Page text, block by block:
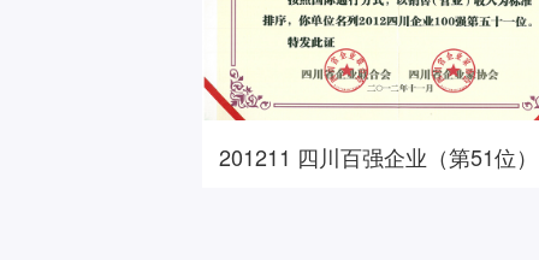
201211 四川百强企业（第51位）